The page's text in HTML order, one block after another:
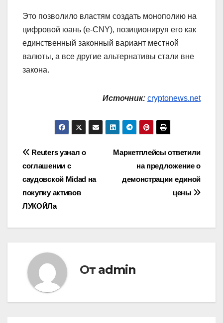
Это позволило властям создать монополию на
цифровой юань (e-CNY), позиционируя его как
единственный законный вариант местной
валюты, а все другие альтернативы стали вне
закона.
Источник: cryptonews.net
Навигация
по
записям
Маркетплейсы ответили
на предложение о
демонстрации единой
цены
Reuters узнал о
соглашении с
саудовской Midad на
покупку активов
ЛУКОЙЛа
От admin